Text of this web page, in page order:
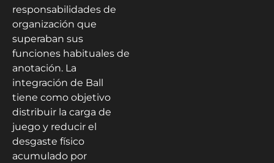
responsabilidades de
organización que
superaban sus
funciones habituales de
anotación. La
integración de Ball
tiene como objetivo
distribuir la carga de
juego y reducir el
desgaste físico
acumulado por